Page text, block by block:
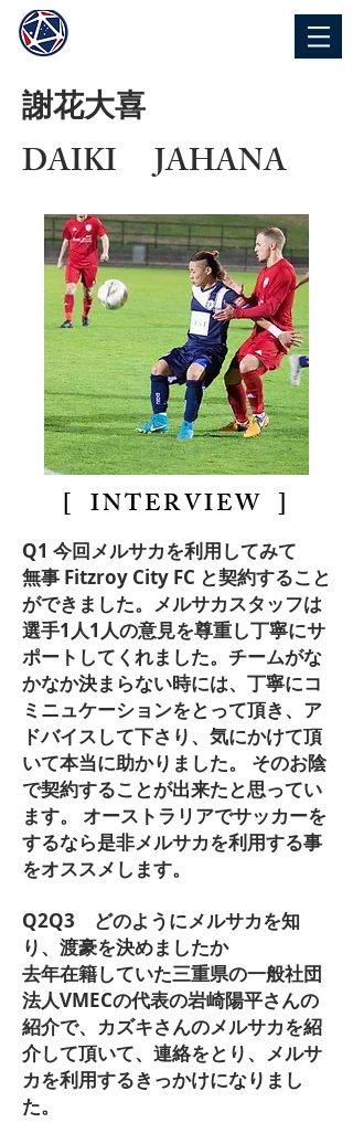
謝花大喜
​DAIKI JAHANA
[ INTERVIEW ]
Q1 今回メルサカを利用してみて
無事 Fitzroy City FC と契約すること
ができました。メルサカスタッフは
選手1人1人の意見を尊重し丁寧にサ
ポートしてくれました。チームがな
かなか決まらない時には、丁寧にコ
ミニュケーションをとって頂き、ア
ドバイスして下さり、気にかけて頂
いて本当に助かりました。 そのお陰
で契約することが出来たと思ってい
ます。 オーストラリアでサッカーを
するなら是非メルサカを利用する事
をオススメします。
Q2Q3 どのようにメルサカを知
り、渡豪を決めましたか
去年在籍していた三重県の一般社団
法人VMECの代表の岩崎陽平さんの
紹介で、カズキさんのメルサカを紹
介して頂いて、連絡をとり、メルサ
カを利用するきっかけになりまし
た。